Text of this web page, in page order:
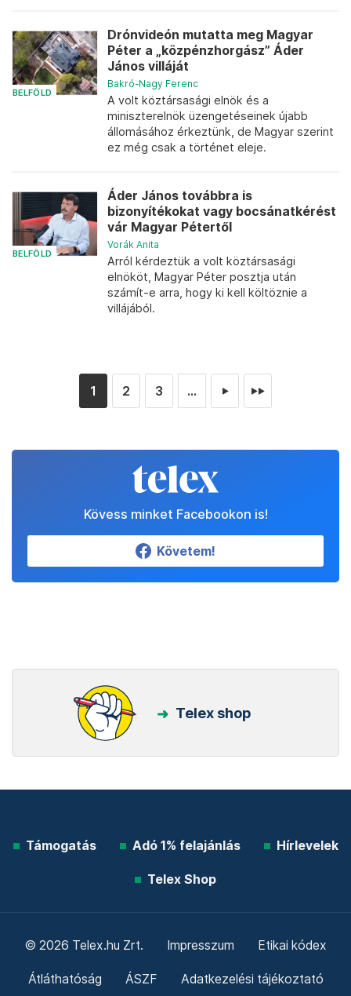
BELFÖLD
Drónvideón mutatta meg Magyar
Péter a „közpénzhorgász” Áder
János villáját
Bakró-Nagy Ferenc
A volt köztársasági elnök és a
miniszterelnök üzengetéseinek újabb
állomásához érkeztünk, de Magyar szerint
ez még csak a történet eleje.
BELFÖLD
Áder János továbbra is
bizonyítékokat vagy bocsánatkérést
vár Magyar Pétertől
Vorák Anita
Arról kérdeztük a volt köztársasági
elnököt, Magyar Péter posztja után
számít-e arra, hogy ki kell költöznie a
villájából.
1 2 3 ... ► ►►
Kövess minket Facebookon is!
Követem!
Telex shop
Támogatás Adó 1% felajánlás Hírlevelek
Telex Shop
© 2026 Telex.hu Zrt. Impresszum Etikai kódex
Átláthatóság ÁSZF Adatkezelési tájékoztató